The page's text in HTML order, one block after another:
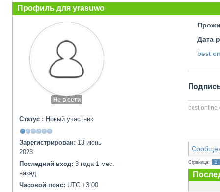
Профиль для yrasuwo
Не в сети
Статус : Новый участник
Зарегистрирован: 13 июнь
2023
Последний вход: 3 года 1 мес.
назад
Часовой пояс: UTC +3:00
Дата
best
best online
Страница: 1